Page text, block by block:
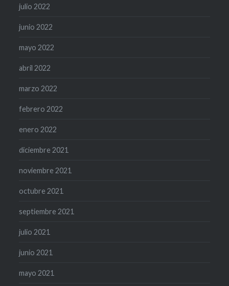
julio 2022
junio 2022
mayo 2022
abril 2022
marzo 2022
febrero 2022
enero 2022
diciembre 2021
noviembre 2021
octubre 2021
septiembre 2021
julio 2021
junio 2021
mayo 2021